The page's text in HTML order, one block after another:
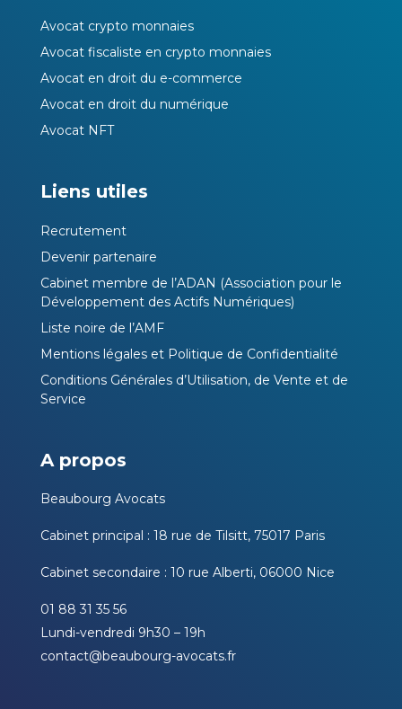
Avocat crypto monnaies
Avocat fiscaliste en crypto monnaies
Avocat en droit du e-commerce
Avocat en droit du numérique
Avocat NFT
Liens utiles
Recrutement
Devenir partenaire
Cabinet membre de l’ADAN (Association pour le
Développement des Actifs Numériques)
Liste noire de l’AMF
Mentions légales et Politique de Confidentialité
Conditions Générales d’Utilisation, de Vente et de
Service
A propos
Beaubourg Avocats
Cabinet principal : 18 rue de Tilsitt, 75017 Paris
Cabinet secondaire : 10 rue Alberti, 06000 Nice
01 88 31 35 56
Lundi-vendredi 9h30 – 19h
contact@beaubourg-avocats.fr